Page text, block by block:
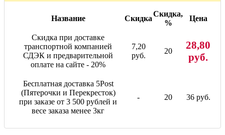
Название Скидка
Скидка,
%
Цена
Скидка при доставке
транспортной компанией
СДЭК и предварительной
оплате на сайте - 20%
7,20
руб.
20
28,80
руб.
Бесплатная доставка 5Post
(Пятерочки и Перекресток)
при заказе от 3 500 рублей и
весе заказа менее 3кг
- 20 36 руб.